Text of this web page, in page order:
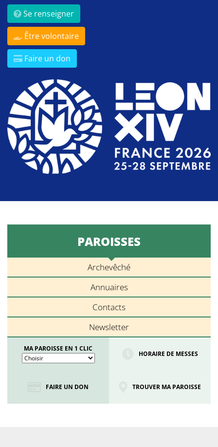
Se renseigner
Être volontaire
Faire un don
PAROISSES
Archevêché
Annuaires
Contacts
Newsletter
MA PAROISSE EN 1 CLIC
HORAIRE DE MESSES
FAIRE UN DON TROUVER MA PAROISSE